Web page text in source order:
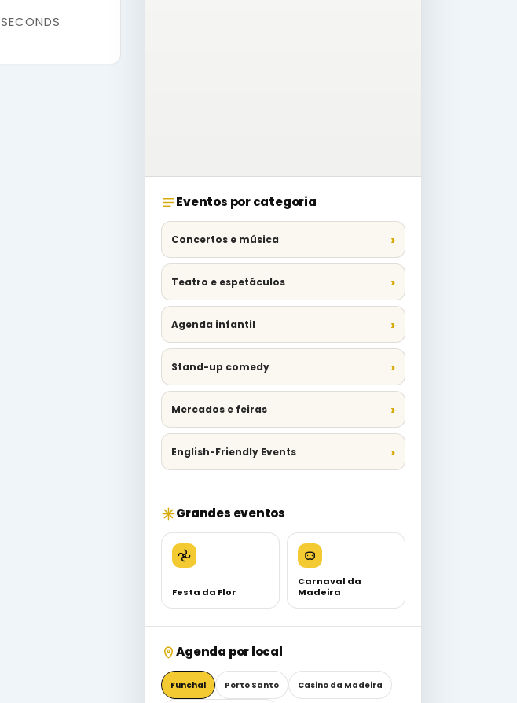
SECONDS
Eventos por categoria
Concertos e música
Teatro e espetáculos
Agenda infantil
Stand-up comedy
Mercados e feiras
English-Friendly Events
Grandes eventos
Festa da Flor
Carnaval da
Madeira
Agenda por local
Funchal Porto Santo Casino da Madeira